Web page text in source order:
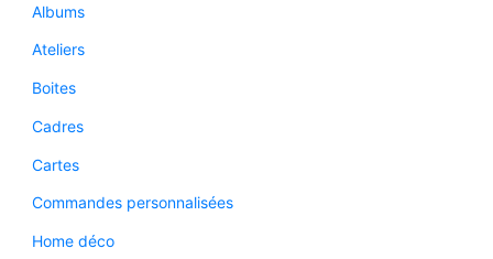
Albums
Ateliers
Boites
Cadres
Cartes
Commandes personnalisées
Home déco